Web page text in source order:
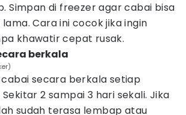
Simpan di freezer agar cabai bisa
Cara ini cocok jika ingin
khawatir cepat rusak.
berkala
cabai secara berkala setiap
2 sampai 3 hari sekali. Jika
sudah terasa lembap atau